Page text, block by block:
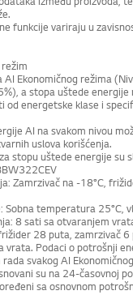
između proizvoda,
funkcije variraju u
režim
AI Ekonomičnog režima
a stopa uštede energije
od energetske klase i
AI na svakom nivou
uslova korišćenja.
stopu uštede energije su
Zamrzivač na -18°C,
Sobna temperatura 25°C,
8 sati sa otvaranjem
28 puta, zamrzivač 6
vrata. Podaci o potrošnji
svakog AI
su na 24-časovnoj
sa osnovnom